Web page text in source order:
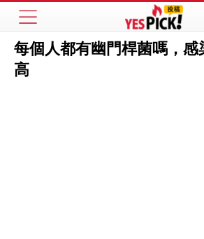
每個人都有幽門桿菌嗎，感
高